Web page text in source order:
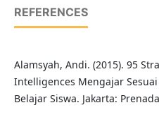
REFERENCES
Alamsyah, Andi. (2015). 95
Intelligences Mengajar
Belajar Siswa. Jakarta: